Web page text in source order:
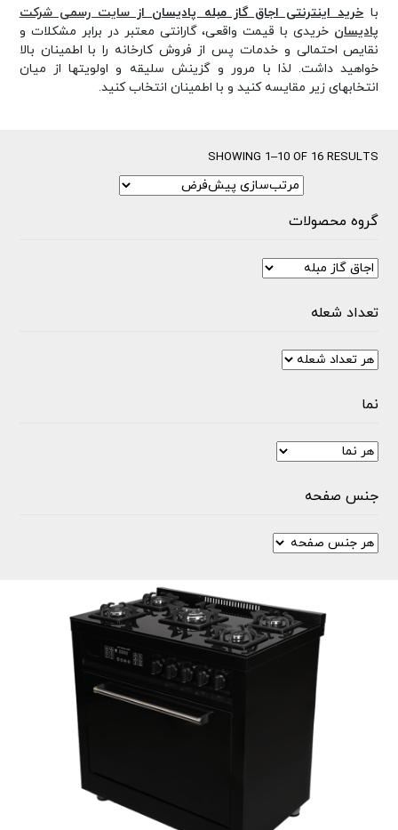
باخرید اینترنتی اجاق گاز مبله پادیسان ازسایت رسمی شرکت
پادیسان خریدی با قیمت واقعی، گارانتی معتبر در برابر مشکلات و
نقایص احتمالی و خدمات پس از فروش کارخانه را با اطمینان بالا
خواهید داشت. لذا با مرور و گزینش سلیقه و اولویتها از میان
انتخابهای زیر مقایسه کنید و با اطمینان انتخاب کنید.
SHOWING 1–10 OF 16 RESULTS
گروه محصولات
تعداد شعله
نما
جنس صفحه